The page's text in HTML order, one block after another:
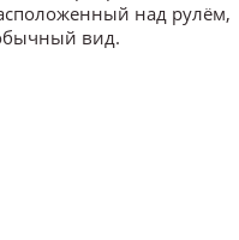
над рулём,
вид.